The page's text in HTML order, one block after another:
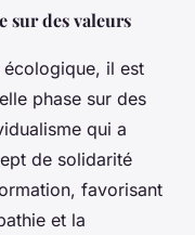
sur des valeurs
écologique, il est
phase sur des
qui a
de solidarité
favorisant
et la